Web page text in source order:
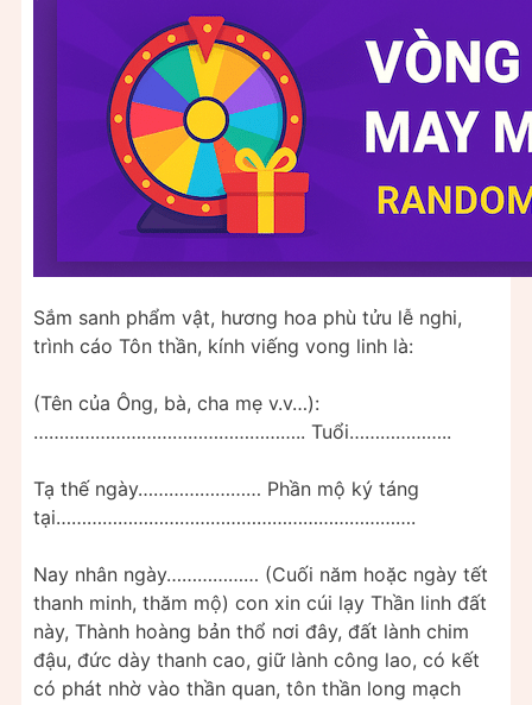
Sắm sanh phẩm vật, hương hoa phù tửu lễ nghi,
trình cáo Tôn thần, kính viếng vong linh là:
(Tên của Ông, bà, cha mẹ v.v…):
…………………………………………….. Tuổi………………..
Tạ thế ngày…………………… Phần mộ ký táng
tại…………………………………………………………….
Nay nhân ngày……………… (Cuối năm hoặc ngày tết
thanh minh, thăm mộ) con xin cúi lạy Thần linh đất
này, Thành hoàng bản thổ nơi đây, đất lành chim
đậu, đức dày thanh cao, giữ lành công lao, có kết
có phát nhờ vào thần quan, tôn thần long mạch